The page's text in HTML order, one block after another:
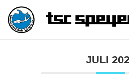
seminare
JULI